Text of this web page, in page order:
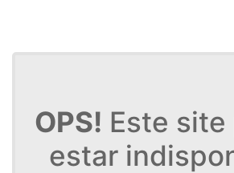
OPS! Este site
estar